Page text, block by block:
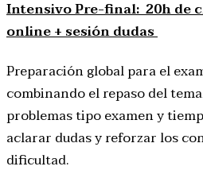
Intensivo Pre-final:20h de
online + sesión dudas
Preparación global para el
combinando el repaso del
problemas tipo examen y
aclarar dudas y reforzar los
dificultad.